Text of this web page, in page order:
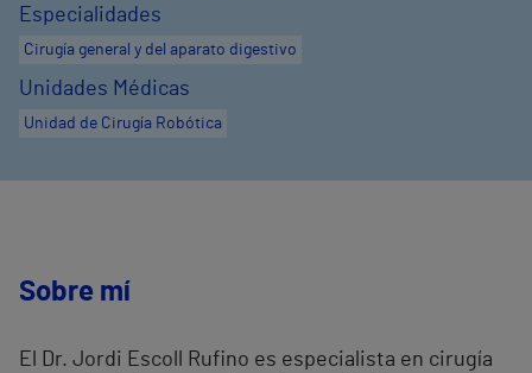
Especialidades
Cirugía general y del aparato digestivo
Unidades Médicas
Unidad de Cirugía Robótica
Sobre mí
El Dr. Jordi Escoll Rufino es especialista en cirugía